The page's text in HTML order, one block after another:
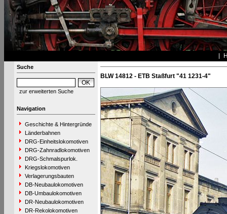
Suche
zur erweiterten Suche
Navigation
Geschichte & Hintergründe
Länderbahnen
DRG-Einheitslokomotiven
DRG-Zahnradlokomotiven
DRG-Schmalspurlok.
Kriegslokomotiven
Verlagerungsbauten
DB-Neubaulokomotiven
DB-Umbaulokomotiven
DR-Neubaulokomotiven
DR-Rekolokomotiven
BLW 14812 - ETB Staßfurt "41 1231-4"